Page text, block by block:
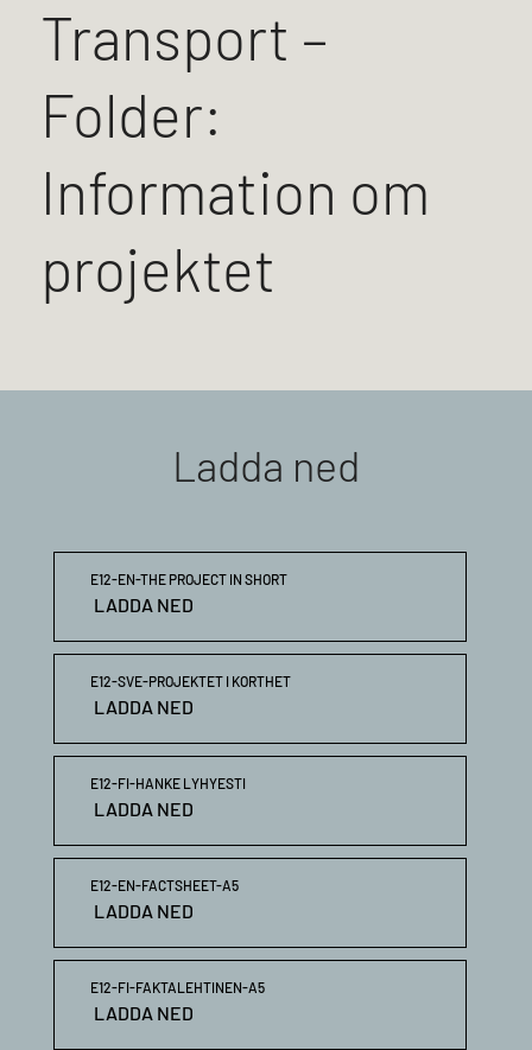
Transport –
Folder:
Information om
projektet
Ladda ned
E12-EN-THE PROJECT IN SHORT
LADDA NED
E12-SVE-PROJEKTET I KORTHET
LADDA NED
E12-FI-HANKE LYHYESTI
LADDA NED
E12-EN-FACTSHEET-A5
LADDA NED
E12-FI-FAKTALEHTINEN-A5
LADDA NED